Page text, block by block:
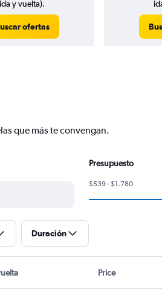
ida y vuelta).
ofertas
que más te convengan.
Presupuesto
$539 - $1.780
Duración
Price